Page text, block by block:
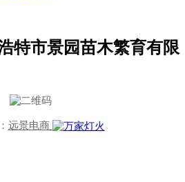
特市景园苗木繁育有限
远景电商